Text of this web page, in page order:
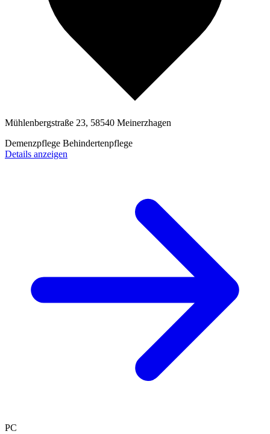
Mühlenbergstraße 23, 58540 Meinerzhagen
Demenzpflege Behindertenpflege
Details anzeigen
PC